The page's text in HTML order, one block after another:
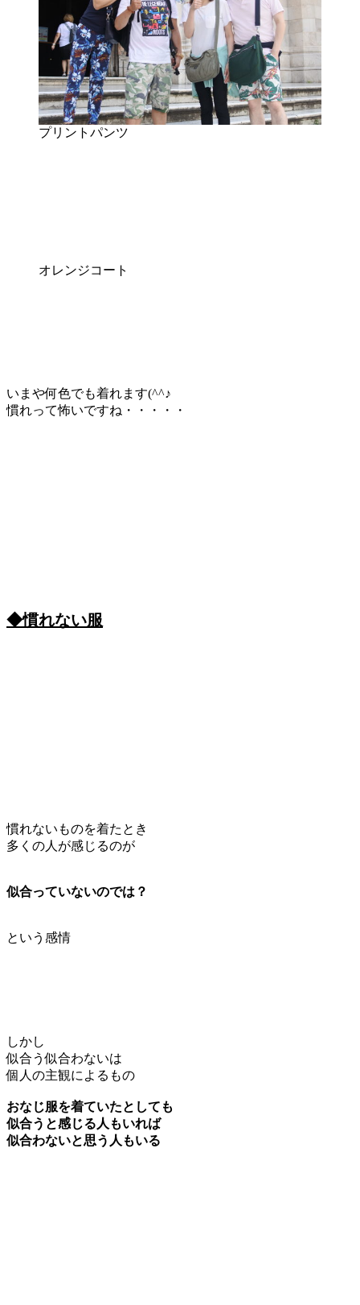
プリントパンツ
オレンジコート
いまや何色でも着れます(^^♪
慣れって怖いですね・・・・・
◆慣れない服
慣れないものを着たとき
多くの人が感じるのが
似合っていないのでは？
という感情
しかし
似合う似合わないは
個人の主観によるもの
おなじ服を着ていたとしても
似合うと感じる人もいれば
似合わないと思う人もいる